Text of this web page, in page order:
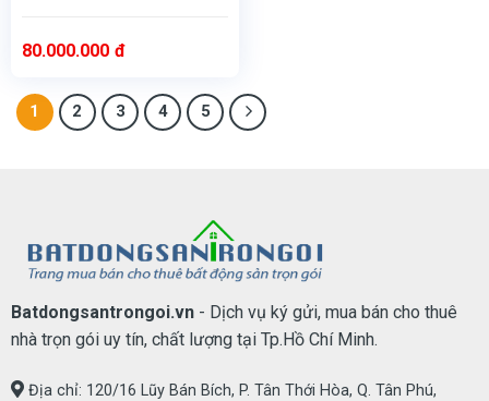
80.000.000 đ
1 2 3 4 5
Batdongsantrongoi.vn- Dịch vụ ký gửi, mua bán cho thuê
nhà trọn gói uy tín, chất lượng tại Tp.Hồ Chí Minh.
Địa chỉ: 120/16 Lũy Bán Bích, P. Tân Thới Hòa, Q. Tân Phú,